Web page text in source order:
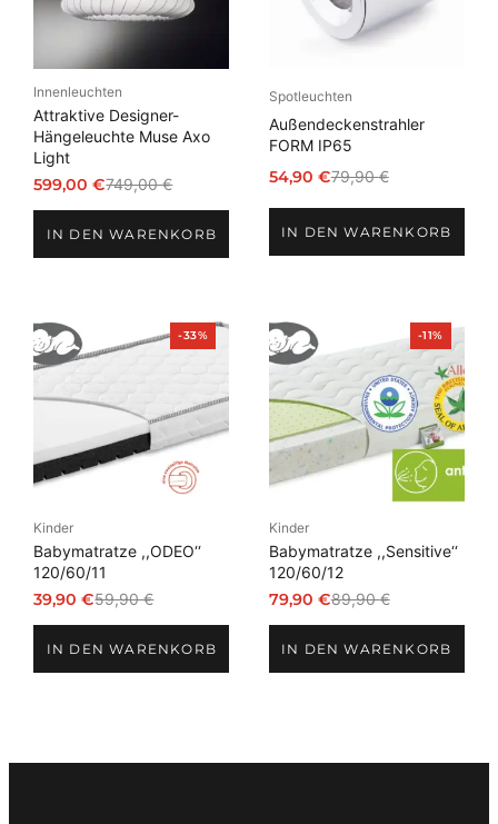
Innenleuchten
Attraktive Designer-
Hängeleuchte Muse Axo
Light
749,00€
Ursprünglicher
war:
599,00€
Aktueller
ist:IN DEN WARENKORB
Spotleuchten
Außendeckenstrahler
FORM IP65
79,90€
Ursprünglicher
Preis
war:
79,90 €
54,90 €
Aktueller
Preis
ist:
54,90 €.
IN DEN WARENKORB
-33%Produkt
im
Kinder
Babymatratze ,,ODEO‘‘
120/60/11
59,90€
Ursprünglicher
war:
39,90€
Aktueller
ist:IN DEN WARENKORB
-11%Produkt
im
Angebot
Kinder
Babymatratze ,,Sensitive‘‘
120/60/12
89,90€
Ursprünglicher
war:
79,90 €
Aktueller
ist:IN DEN WARENKORB